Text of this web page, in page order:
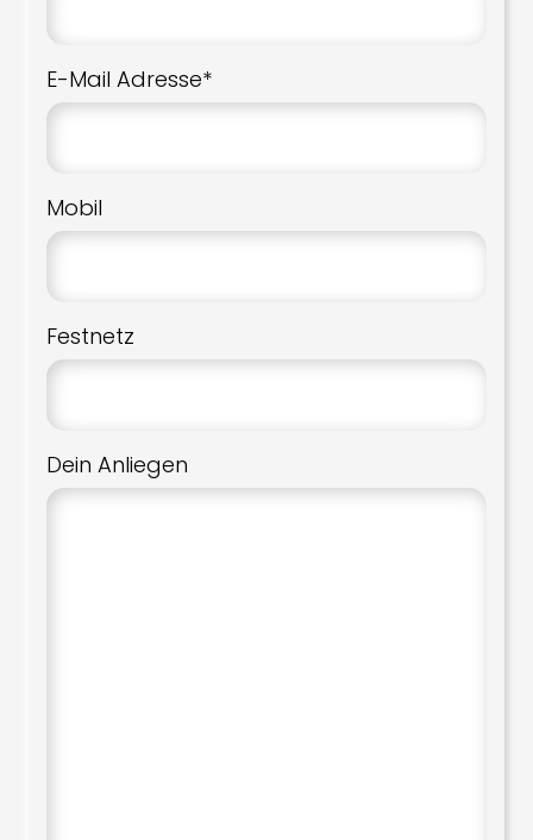
E-Mail Adresse*
Mobil
Festnetz
Dein Anliegen